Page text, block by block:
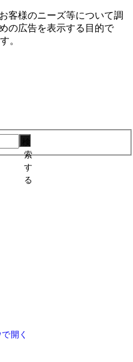
客様のニーズ等について調
の広告を表⽰する⽬的で
。
索
す
る
開く